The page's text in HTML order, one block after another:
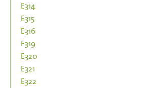
E314
E315
E316
E319
E320
E321
E322